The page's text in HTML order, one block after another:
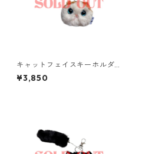
キャットフェイスキーホルダ
ー
¥3,850